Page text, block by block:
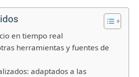
en tiempo real
herramientas y fuentes de
adaptados a las